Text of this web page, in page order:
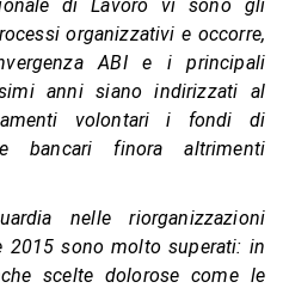
di Lavoro vi sono gli
organizzativi e occorre,
ABI e i principali
anni siano indirizzati al
volontari i fondi di
bancari finora altrimenti
nelle riorganizzazioni
2015 sono molto superati: in
scelte dolorose come le